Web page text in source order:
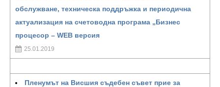
обслужване, техническа поддръжка и периодична
актуализация на счетоводна програма „Бизнес
процесор – WEB версия
25.01.2019
Пленумът на Висшия съдебен съвет прие за